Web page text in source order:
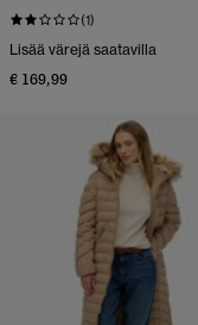
(1)
Lisää värejä saatavilla
€ 169,99